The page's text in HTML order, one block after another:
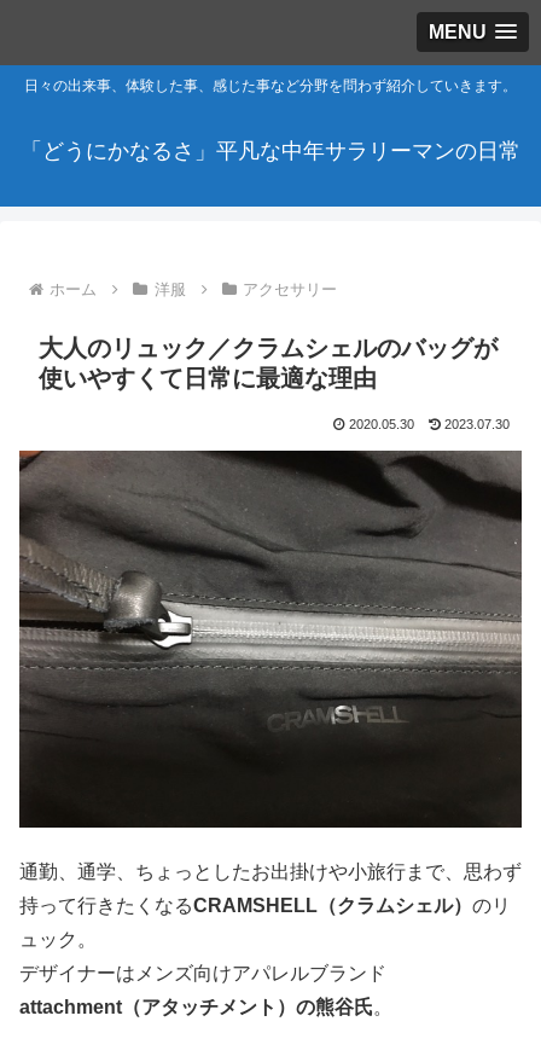
MENU
日々の出来事、体験した事、感じた事など分野を問わず紹介していきます。
「どうにかなるさ」平凡な中年サラリーマンの日常
ホーム 洋服 アクセサリー
大人のリュック／クラムシェルのバッグが
使いやすくて日常に最適な理由
2020.05.30 2023.07.30
通勤、通学、ちょっとしたお出掛けや小旅行まで、思わず
持って行きたくなるCRAMSHELL（クラムシェル） のリ
ュック。
デザイナーはメンズ向けアパレルブランド
attachment（アタッチメント）の熊谷氏。